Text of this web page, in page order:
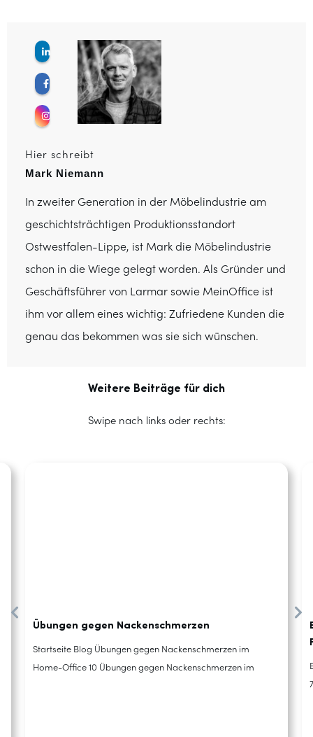
Hier schreibt
Mark Niemann
In zweiter Generation in der Möbelindustrie am
geschichtsträchtigen Produktionsstandort
Ostwestfalen-Lippe, ist Mark die Möbelindustrie
schon in die Wiege gelegt worden. Als Gründer und
Geschäftsführer von Larmar sowie MeinOffice ist
ihm vor allem eines wichtig: Zufriedene Kunden die
genau das bekommen was sie sich wünschen.
Weitere Beiträge für dich
Swipe nach links oder rechts:
Übungen gegen Nackenschmerzen
Startseite Blog Übungen gegen Nackenschmerzen im
Home-Office 10 Übungen gegen Nackenschmerzen im